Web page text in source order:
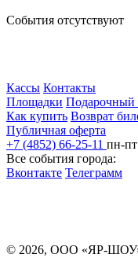
События отсутствуют
Кассы Контакты
Площадки Подарочный
Как купить Возврат
Публичная оферта
+7 (4852) 66-25-11 пн-
Все события города:
Вконтакте Телеграмм
© 2026, ООО «ЯР-